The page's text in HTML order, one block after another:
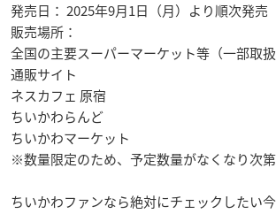
発売日： 2025年9月1日（月）より順次発売
販売場所：
全国の主要スーパーマーケット等（一部取扱
通販サイト
ネスカフェ 原宿
ちいかわらんど
ちいかわマーケット
※数量限定のため、予定数量がなくなり次
ちいかわファンなら絶対にチェックしたい